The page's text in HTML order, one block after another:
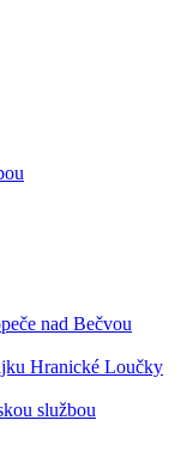
nad Bečvou
Hranické Loučky
službou